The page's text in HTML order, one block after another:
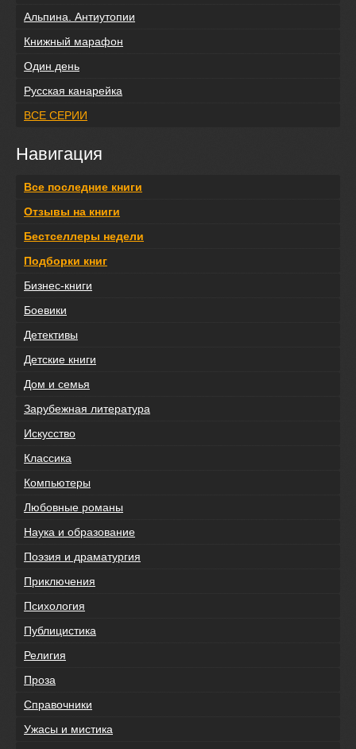
Альпина. Антиутопии
Книжный марафон
Один день
Русская канарейка
ВСЕ СЕРИИ
Навигация
Все последние книги
Отзывы на книги
Бестселлеры недели
Подборки книг
Бизнес-книги
Боевики
Детективы
Детские книги
Дом и семья
Зарубежная литература
Искусство
Классика
Компьютеры
Любовные романы
Наука и образование
Поэзия и драматургия
Приключения
Психология
Публицистика
Религия
Проза
Справочники
Ужасы и мистика